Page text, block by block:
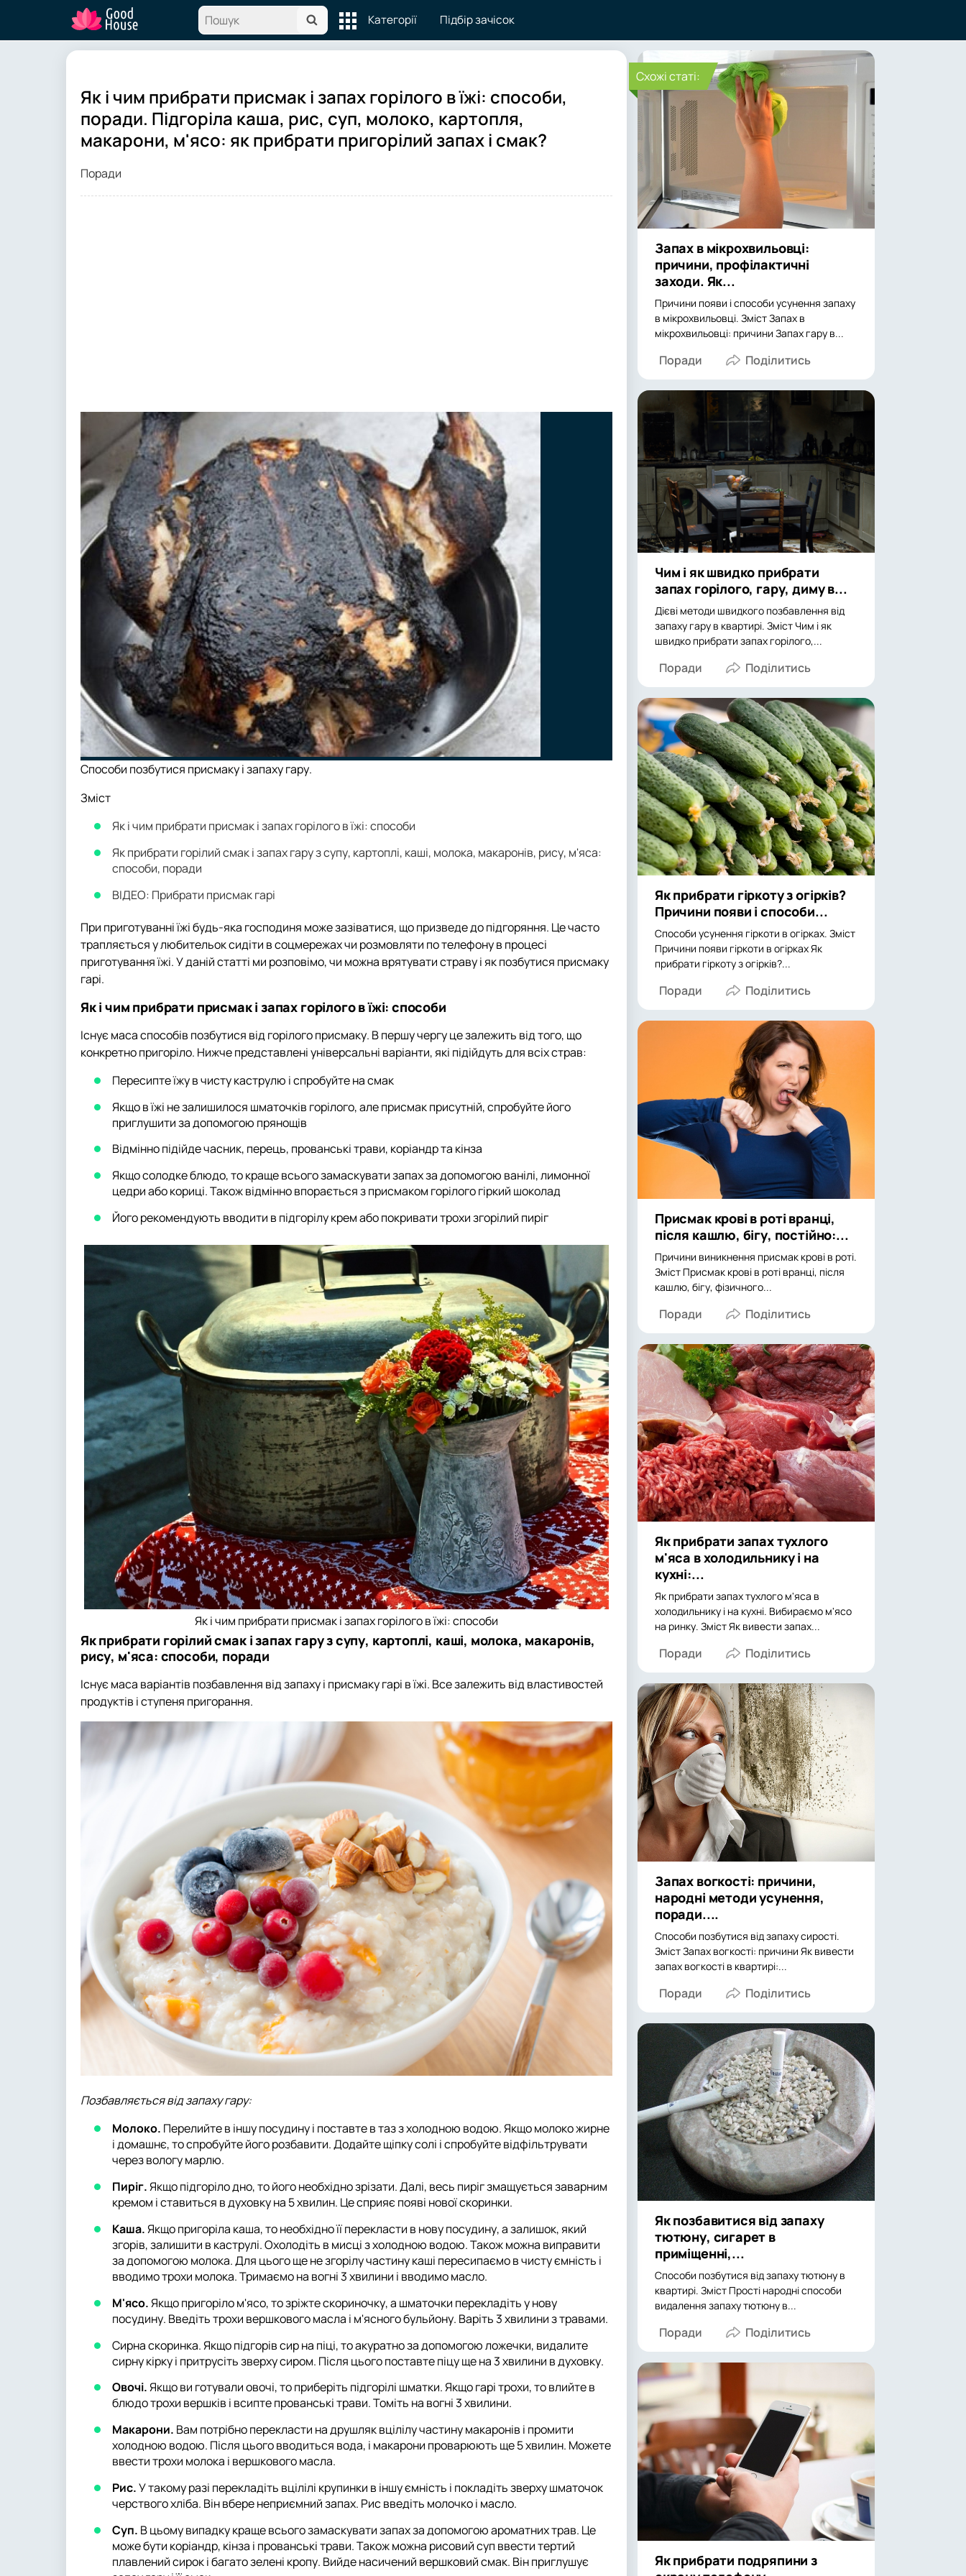
Категорії Підбір зачісок
Як і чим прибрати присмак і запах горілого в їжі: способи,
поради. Підгоріла каша, рис, суп, молоко, картопля,
макарони, м'ясо: як прибрати пригорілий запах і смак?
Поради
Способи позбутися присмаку і запаху гару.
Зміст
Як і чим прибрати присмак і запах горілого в їжі: способи
Як прибрати горілий смак і запах гару з супу, картоплі, каші, молока, макаронів, рису, м'яса:
способи, поради
ВІДЕО: Прибрати присмак гарі
При приготуванні їжі будь-яка господиня може зазіватися, що призведе до підгоряння. Це часто
трапляється у любительок сидіти в соцмережах чи розмовляти по телефону в процесі
приготування їжі. У даній статті ми розповімо, чи можна врятувати страву і як позбутися присмаку
гарі.
Як і чим прибрати присмак і запах горілого в їжі: способи
Існує маса способів позбутися від горілого присмаку. В першу чергу це залежить від того, що
конкретно пригоріло. Нижче представлені універсальні варіанти, які підійдуть для всіх страв:
Пересипте їжу в чисту каструлю і спробуйте на смак
Якщо в їжі не залишилося шматочків горілого, але присмак присутній, спробуйте його
приглушити за допомогою прянощів
Відмінно підійде часник, перець, прованські трави, коріандр та кінза
Якщо солодке блюдо, то краще всього замаскувати запах за допомогою ванілі, лимонної
цедри або кориці. Також відмінно впорається з присмаком горілого гіркий шоколад
Його рекомендують вводити в підгорілу крем або покривати трохи згорілий пиріг
Як і чим прибрати присмак і запах горілого в їжі: способи
Як прибрати горілий смак і запах гару з супу, картоплі, каші, молока, макаронів,
рису, м'яса: способи, поради
Існує маса варіантів позбавлення від запаху і присмаку гарі в їжі. Все залежить від властивостей
продуктів і ступеня пригорання.
Позбавляється від запаху гару:
Молоко. Перелийте в іншу посудину і поставте в таз з холодною водою. Якщо молоко жирне
і домашнє, то спробуйте його розбавити. Додайте щіпку солі і спробуйте відфільтрувати
через вологу марлю.
Пиріг.Якщо підгоріло дно, то його необхідно зрізати. Далі, весь пиріг змащується заварним
кремом і ставиться в духовку на 5 хвилин. Це сприяє появі нової скоринки.
Каша.Якщо пригоріла каша, то необхідно її перекласти в нову посудину, а залишок, який
згорів, залишити в каструлі. Охолодіть в мисці з холодною водою. Також можна виправити
за допомогою молока. Для цього ще не згорілу частину каші пересипаємо в чисту ємність і
вводимо трохи молока. Тримаємо на вогні 3 хвилини і вводимо масло.
М'ясо.Якщо пригоріло м'ясо, то зріжте скориночку, а шматочки перекладіть у нову
посудину. Введіть трохи вершкового масла і м'ясного бульйону. Варіть 3 хвилини з травами.
Сирна скоринка. Якщо підгорів сир на піці, то акуратно за допомогою ложечки, видалите
сирну кірку і притрусіть зверху сиром. Після цього поставте піцу ще на 3 хвилини в духовку.
Овочі.Якщо ви готували овочі, то приберіть підгорілі шматки. Якщо гарі трохи, то влийте в
блюдо трохи вершків і всипте прованські трави. Томіть на вогні 3 хвилини.
Макарони. Вам потрібно перекласти на друшляк вцілілу частину макаронів і промити
холодною водою. Після цього вводиться вода, і макарони проварюють ще 5 хвилин. Можете
ввести трохи молока і вершкового масла.
Рис.У такому разі перекладіть вцілілі крупинки в іншу ємність і покладіть зверху шматочок
черствого хліба. Він вбере неприємний запах. Рис введіть молочко і масло.
Суп. В цьому випадку краще всього замаскувати запах за допомогою ароматних трав. Це
може бути коріандр, кінза і прованські трави. Також можна рисовий суп ввести тертий
плавлений сирок і багато зелені кропу. Вийде насичений вершковий смак. Він приглушує
Cхожі статі:
Запах в мікрохвильовці:
причини, профілактичні
заходи. Як...
Причини появи і способи усунення запаху
в мікрохвильовці. Зміст Запах в
мікрохвильовці: причини Запах гару в...
Поради
Чим і як швидко прибрати
запах горілого, гару, диму в...
Дієві методи швидкого позбавлення від
запаху гару в квартирі. Зміст Чим і як
швидко прибрати запах горілого,...
Поради
Як прибрати гіркоту з огірків?
Причини появи і способи...
Способи усунення гіркоти в огірках. Зміст
Причини появи гіркоти в огірках Як
прибрати гіркоту з огірків?...
Поради
Присмак крові в роті вранці,
після кашлю, бігу, постійно:...
Причини виникнення присмак крові в роті.
Зміст Присмак крові в роті вранці, після
кашлю, бігу, фізичного...
Поради
Як прибрати запах тухлого
м'яса в холодильнику і на
кухні:...
Як прибрати запах тухлого м'яса в
холодильнику і на кухні. Вибираємо м'ясо
на ринку. Зміст Як вивести запах...
Поради
Запах вогкості: причини,
народні методи усунення,
поради....
Способи позбутися від запаху сирості.
Зміст Запах вогкості: причини Як вивести
запах вогкості в квартирі:...
Поради
Як позбавитися від запаху
тютюну, сигарет в
приміщенні,...
Способи позбутися від запаху тютюну в
квартирі. Зміст Прості народні способи
видалення запаху тютюну в...
Поради
Як прибрати подряпини з